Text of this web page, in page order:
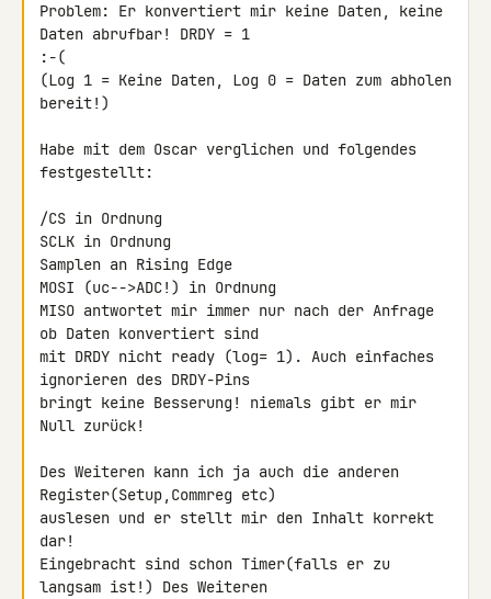
Problem: Er konvertiert mir keine Daten, keine
Daten abrufbar! DRDY = 1
:-(
(Log 1 = Keine Daten, Log 0 = Daten zum abholen
bereit!)
Habe mit dem Oscar verglichen und folgendes
festgestellt:
/CS in Ordnung
SCLK in Ordnung
Samplen an Rising Edge
MOSI (uc-->ADC!) in Ordnung
MISO antwortet mir immer nur nach der Anfrage
ob Daten konvertiert sind
mit DRDY nicht ready (log= 1). Auch einfaches
ignorieren des DRDY-Pins
bringt keine Besserung! niemals gibt er mir
Null zurück!
Des Weiteren kann ich ja auch die anderen
Register(Setup,Commreg etc)
auslesen und er stellt mir den Inhalt korrekt
dar!
Eingebracht sind schon Timer(falls er zu
langsam ist!) Des Weiteren